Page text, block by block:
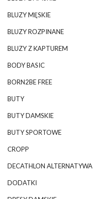
BLUZY MĘSKIE
BLUZY ROZPINANE
BLUZY Z KAPTUREM
BODY BASIC
BORN2BE FREE
BUTY
BUTY DAMSKIE
BUTY SPORTOWE
CROPP
DECATHLON ALTERNATYWA
DODATKI